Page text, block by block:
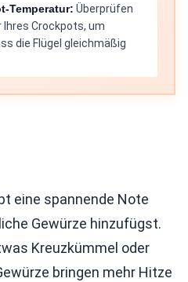
Temperatur: Überprüfen
Crockpots, um
die Flügel gleichmäßig
eine spannende Note
Gewürze hinzufügst.
Kreuzkümmel oder
bringen mehr Hitze